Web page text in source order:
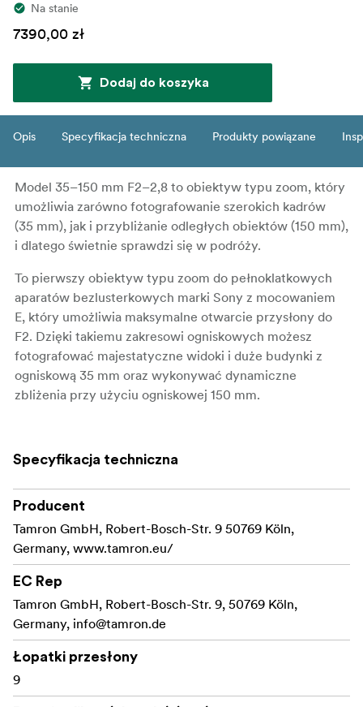
Na stanie
7390,00 zł
Dodaj do koszyka
Opis Specyfikacja techniczna Produkty powiązane
Model 35–150 mm F2–2,8 to obiektyw typu zoom, który
umożliwia zarówno fotografowanie szerokich kadrów
(35 mm), jak i przybliżanie odległych obiektów (150 mm),
i dlatego świetnie sprawdzi się w podróży.
To pierwszy obiektyw typu zoom do pełnoklatkowych
aparatów bezlusterkowych marki Sony z mocowaniem
E, który umożliwia maksymalne otwarcie przysłony do
F2. Dzięki takiemu zakresowi ogniskowych możesz
fotografować majestatyczne widoki i duże budynki z
ogniskową 35 mm oraz wykonywać dynamiczne
zbliżenia przy użyciu ogniskowej 150 mm.
wyjątkowe fasady budynków i ich wnętrza, np.
restauracje, oraz wykonywać zdjęcia o zmierzchu i w
nocy. Dzięki dużej wydajności pracy w wielu różnych
warunkach fotografowania ten nowy szybki obiektyw
idealnie sprawdzi się podczas wypraw, których celem
jest wykonanie pięknych zdjęć. Ponadto dzięki
zastosowaniu liniowego mechanizmu ostrzenia VXD
(Voice-coil eXtreme-torque Drive) autofokus obiektywu
działa wyjątkowo szybko i bardzo precyzyjnie jak na
obiektywy z szybko regulowaną przysłoną. Ponadto aby
zwiększyć łatwość i wygodę obsługi obiektywu,
zastosowano w nim nowy design.
Specyfikacja techniczna
Producent
Tamron GmbH, Robert-Bosch-Str. 9 50769 Köln,
Germany, www.tamron.eu/
EC Rep
Tamron GmbH, Robert-Bosch-Str. 9, 50769 Köln,
Germany, info@tamron.de
Łopatki przesłony
9